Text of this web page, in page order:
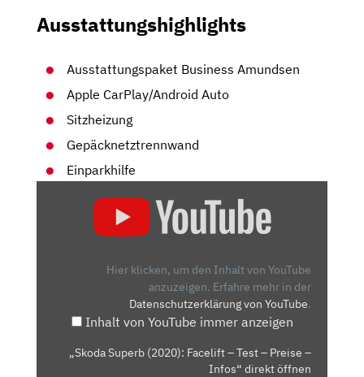
Ausstattungshighlights
Ausstattungspaket Business Amundsen
Apple CarPlay/Android Auto
Sitzheizung
Gepäcknetztrennwand
Einparkhilfe
PREISE
Hier klicken, um den Inhalt von YouTube
anzuzeigen. Erfahre mehr in der
Datenschutzerklärung von YouTube.
Inhalt von YouTube immer anzeigen
„Skoda Superb (2020): Facelift – Test – Preise –
Infos“ direkt öffnen